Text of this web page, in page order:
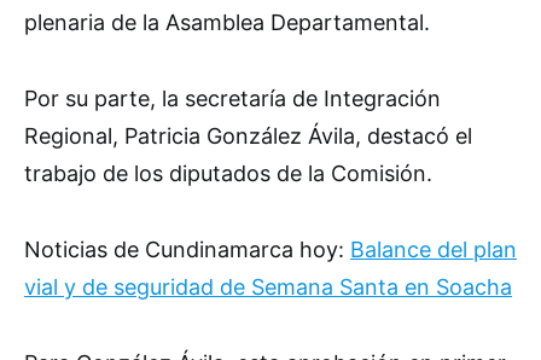
plenaria de la Asamblea Departamental.
Por su parte, la secretaría de Integración
Regional, Patricia González Ávila, destacó el
trabajo de los diputados de la Comisión.
Noticias de Cundinamarca hoy: Balance del plan
vial y de seguridad de Semana Santa en Soacha